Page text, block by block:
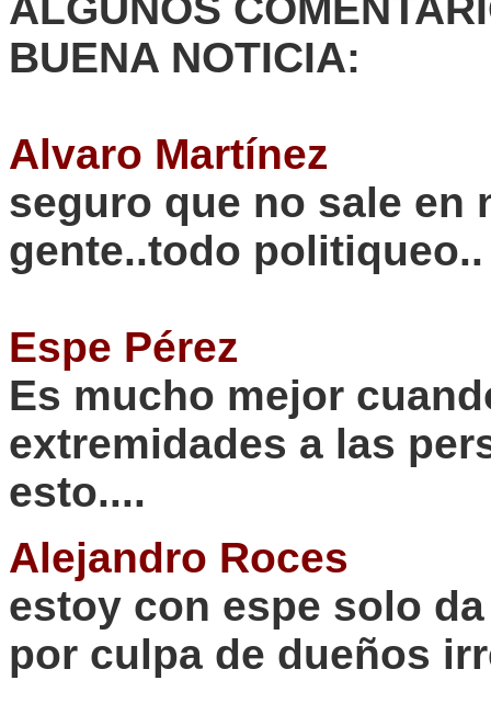
BUENA NOTICIA:
Alvaro Martínez
seguro que no sale en
gente..todo politiqueo..
Espe Pérez
Es mucho mejor
extremidades a las
esto....
Alejandro Roces
estoy con espe solo
por culpa de dueños